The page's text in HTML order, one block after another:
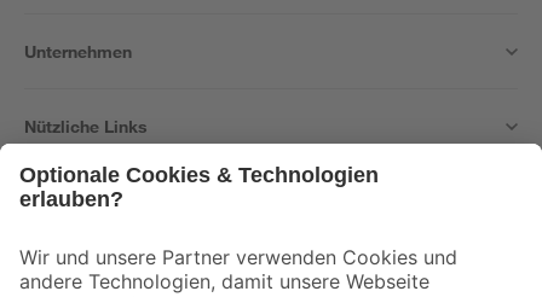
Unternehmen
Nützliche Links
Der toom Newsletter: Keine Angebote und Aktionen mehr verpassen!